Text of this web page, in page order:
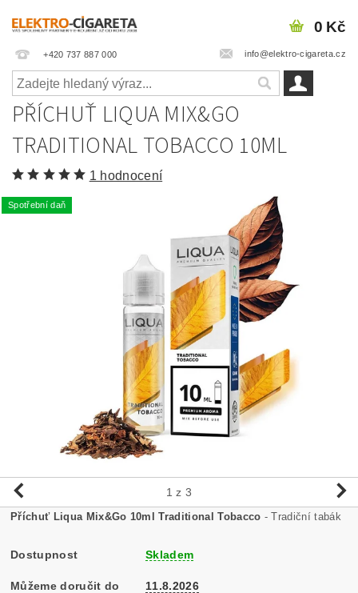
+420 737 887 000 info@elektro-cigareta.cz
0 Kč
PŘÍCHUŤ LIQUA MIX&GO
TRADITIONAL TOBACCO 10ML
1 hodnocení
Spotřební daň
1 z 3
Příchuť Liqua Mix&Go 10ml Traditional Tobacco - Tradiční tabák
Dostupnost Skladem
Můžeme doručit do 11.8.2026